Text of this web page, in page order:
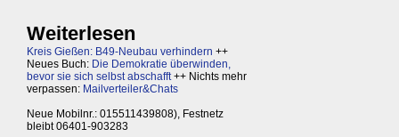
Weiterlesen
Kreis Gießen: B49-Neubau verhindern ++
Neues Buch: Die Demokratie überwinden,
bevor sie sich selbst abschafft++ Nichts mehr
verpassen: Mailverteiler&Chats
Neue Mobilnr.: 015511439808), Festnetz
bleibt 06401-903283